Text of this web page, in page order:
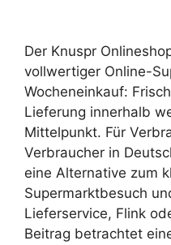
Der Knuspr
vollwertiger Online-
Wocheneinkauf:
Lieferung innerhalb
Mittelpunkt. Für
Verbraucher in
eine Alternative zum
Supermarktbesuch
Lieferservice, Flink
Beitrag betrachtet